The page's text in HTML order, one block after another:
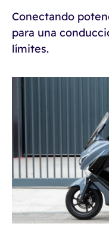
Conectando
para una
límites.